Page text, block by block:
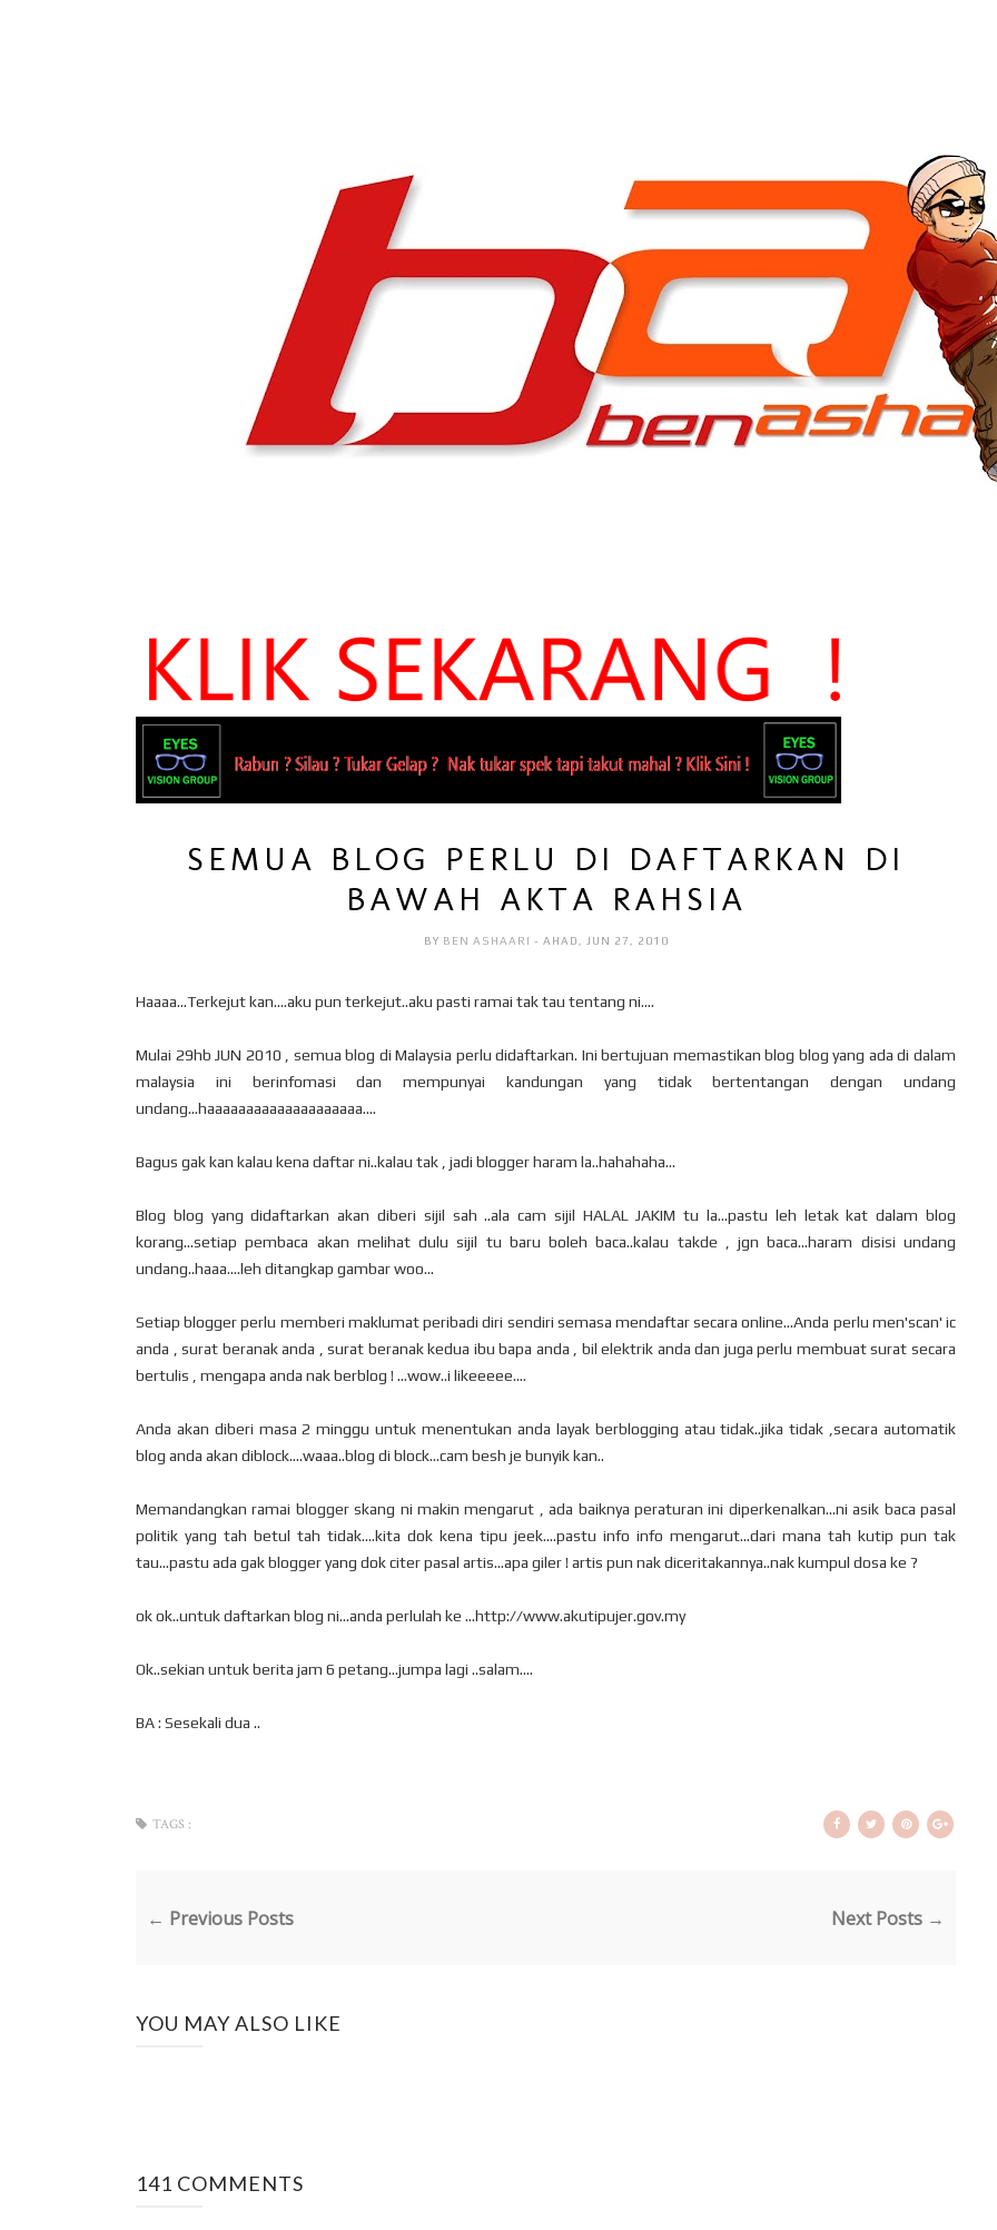
SEMUA BLOG PERLU DI DAFTARKAN DI
BAWAH AKTA RAHSIA
BY BEN ASHAARI - AHAD, JUN 27, 2010
Haaaa...Terkejut kan....aku pun terkejut..aku pasti ramai tak tau tentang ni....
Mulai 29hb JUN 2010 , semua blog di Malaysia perlu didaftarkan. Ini bertujuan memastikan blog blog yang ada di dalam
malaysia ini berinfomasi dan mempunyai kandungan yang tidak bertentangan dengan undang
undang...haaaaaaaaaaaaaaaaaaaa....
Bagus gak kan kalau kena daftar ni..kalau tak , jadi blogger haram la..hahahaha...
Blog blog yang didaftarkan akan diberi sijil sah ..ala cam sijil HALAL JAKIM tu la...pastu leh letak kat dalam blog
korang...setiap pembaca akan melihat dulu sijil tu baru boleh baca..kalau takde , jgn baca...haram disisi undang
undang..haaa....leh ditangkap gambar woo...
Setiap blogger perlu memberi maklumat peribadi diri sendiri semasa mendaftar secara online...Anda perlu men'scan' ic
anda , surat beranak anda , surat beranak kedua ibu bapa anda , bil elektrik anda dan juga perlu membuat surat secara
bertulis , mengapa anda nak berblog ! ...wow..i likeeeee....
Anda akan diberi masa 2 minggu untuk menentukan anda layak berblogging atau tidak..jika tidak ,secara automatik
blog anda akan diblock....waaa..blog di block...cam besh je bunyik kan..
Memandangkan ramai blogger skang ni makin mengarut , ada baiknya peraturan ini diperkenalkan...ni asik baca pasal
politik yang tah betul tah tidak....kita dok kena tipu jeek....pastu info info mengarut...dari mana tah kutip pun tak
tau...pastu ada gak blogger yang dok citer pasal artis...apa giler ! artis pun nak diceritakannya..nak kumpul dosa ke ?
ok ok..untuk daftarkan blog ni...anda perlulah ke ...http://www.akutipujer.gov.my
Ok..sekian untuk berita jam 6 petang...jumpa lagi ..salam....
BA : Sesekali dua ..
TAGS :
← Previous Posts Next Posts →
YOU MAY ALSO LIKE
141 COMMENTS